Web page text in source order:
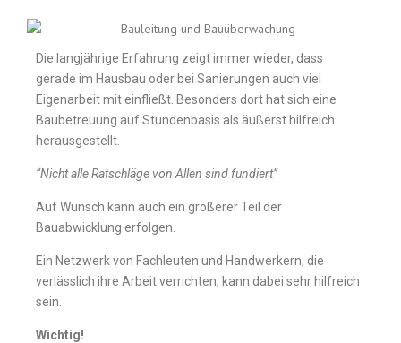
Die langjährige Erfahrung zeigt immer wieder, dass
gerade im Hausbau oder bei Sanierungen auch viel
Eigenarbeit mit einfließt. Besonders dort hat sich eine
Baubetreuung auf Stundenbasis als äußerst hilfreich
herausgestellt.
“Nicht alle Ratschläge von Allen sind fundiert”
Auf Wunsch kann auch ein größerer Teil der
Bauabwicklung erfolgen.
Ein Netzwerk von Fachleuten und Handwerkern, die
verlässlich ihre Arbeit verrichten, kann dabei sehr hilfreich
sein.
Wichtig!